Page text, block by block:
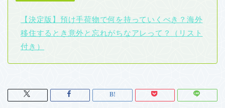
【決定版】預け手荷物で何を持っていくべき？海外
移住するとき意外と忘れがちなアレって？（リスト
付き）